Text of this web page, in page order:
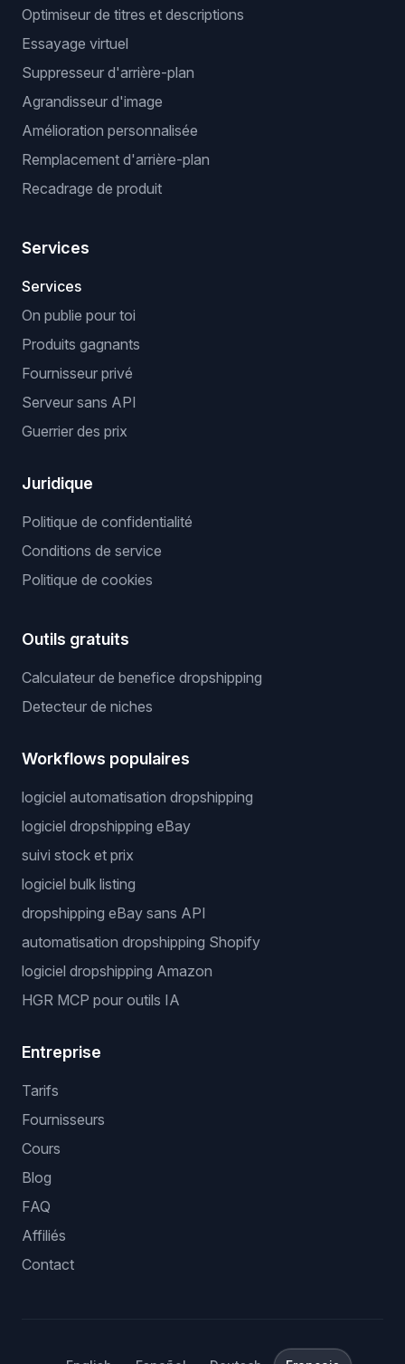
Optimiseur de titres et descriptions
Essayage virtuel
Suppresseur d'arrière-plan
Agrandisseur d'image
Amélioration personnalisée
Remplacement d'arrière-plan
Recadrage de produit
Services
Services
On publie pour toi
Produits gagnants
Fournisseur privé
Serveur sans API
Guerrier des prix
Juridique
Politique de confidentialité
Conditions de service
Politique de cookies
Outils gratuits
Calculateur de benefice dropshipping
Detecteur de niches
Workflows populaires
logiciel automatisation dropshipping
logiciel dropshipping eBay
suivi stock et prix
logiciel bulk listing
dropshipping eBay sans API
automatisation dropshipping Shopify
logiciel dropshipping Amazon
HGR MCP pour outils IA
Entreprise
Tarifs
Fournisseurs
Cours
Blog
FAQ
Affiliés
Contact